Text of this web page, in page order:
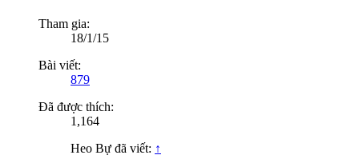
Tham gia:
18/1/15
Bài viết:
879
Đã được thích:
1,164
Heo Bự đã viết: ↑